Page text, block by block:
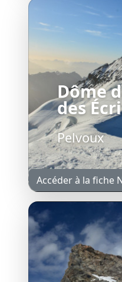
Dôme
des
Pelvoux
Accéder à la fiche